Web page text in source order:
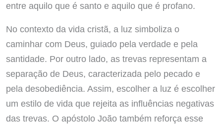
entre aquilo que é santo e aquilo que é profano.
No contexto da vida cristã, a luz simboliza o
caminhar com Deus, guiado pela verdade e pela
santidade. Por outro lado, as trevas representam a
separação de Deus, caracterizada pelo pecado e
pela desobediência. Assim, escolher a luz é escolher
um estilo de vida que rejeita as influências negativas
das trevas. O apóstolo João também reforça esse